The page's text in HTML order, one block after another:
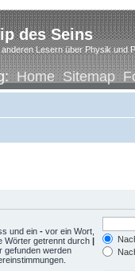
des Seins
Lesern über Physik und
Home Sitemap
und ein - vor ein Wort,
Wörter getrennt durch |
gefunden werden